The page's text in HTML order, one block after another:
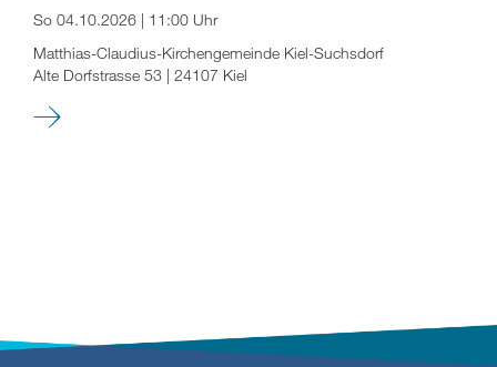
So 04.10.2026 | 11:00 Uhr
Matthias-Claudius-Kirchengemeinde Kiel-Suchsdorf
Alte Dorfstrasse 53 | 24107 Kiel